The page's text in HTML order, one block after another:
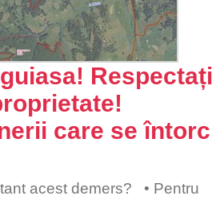
de un oras mai verde si
sa salvam patrimoniul natural
NU distrugerii naturii din
Respectați
care se întorc
acest demers? • Pentru